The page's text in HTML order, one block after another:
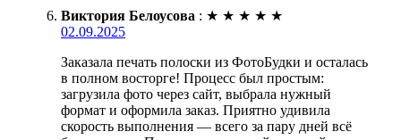
Виктория Белоусова : ★ ★ ★ ★ ★
02.09.2025
Заказала печать полоски из ФотоБудки и осталась
в полном восторге! Процесс был простым:
загрузила фото через сайт, выбрала нужный
формат и оформила заказ. Приятно удивила
скорость выполнения — всего за пару дней всё